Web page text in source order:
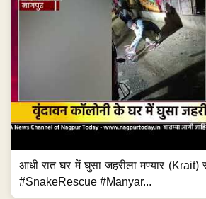
आधी रात घर में घुसा जहरीला मण्यार
#SnakeRescue #Manyar...